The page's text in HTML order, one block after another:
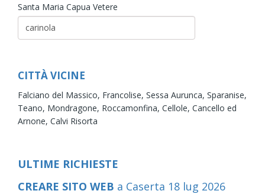
Santa Maria Capua Vetere
CITTÀ VICINE
Falciano del Massico, Francolise, Sessa Aurunca, Sparanise,
Teano, Mondragone, Roccamonfina, Cellole, Cancello ed
Arnone, Calvi Risorta
ULTIME RICHIESTE
CREARE SITO WEB a Caserta 18 lug 2026